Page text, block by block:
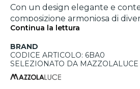
Con un design elegante e
composizione armoniosa di
ogni stile d’arredo. La
soggiorni, salotti e camere da letto di medie o grandi dimensioni. L’uso di
per un’illuminazione efficiente
diffusa, perfetta per creare
luminosa, ma un vero e
Continua la lettura
BRAND
CODICE ARTICOLO: 6BA0
SELEZIONATO DA MAZZOLALUCE